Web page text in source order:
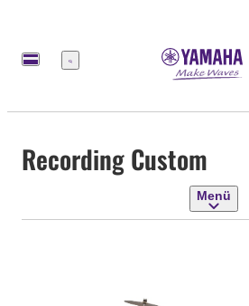
Menü
Recording Custom
Menü